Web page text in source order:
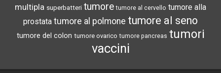
multipla superbatteri tumore tumore al cervello tumore alla
prostata tumore al polmone tumore al seno
tumore del colon tumore ovarico tumore pancreas tumori
vaccini